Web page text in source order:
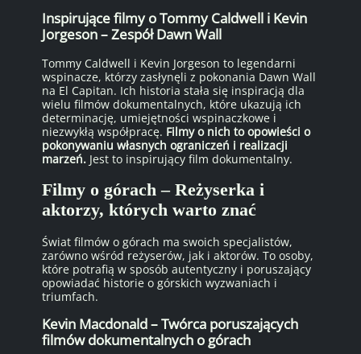
Inspirujące filmy o Tommy Caldwell i Kevin
Jorgeson – Zespół Dawn Wall
Tommy Caldwell i Kevin Jorgeson to legendarni
wspinacze, którzy zasłynęli z pokonania Dawn Wall
na El Capitan. Ich historia stała się inspiracją dla
wielu filmów dokumentalnych, które ukazują ich
determinację, umiejętności wspinaczkowe i
niezwykłą współpracę. Filmy o nich to opowieści o
pokonywaniu własnych ograniczeń i realizacji
marzeń. Jest to inspirujący film dokumentalny.
Filmy o górach – Reżyserka i
aktorzy, których warto znać
Świat filmów o górach ma swoich specjalistów,
zarówno wśród reżyserów, jak i aktorów. To osoby,
które potrafią w sposób autentyczny i poruszający
opowiadać historie o górskich wyzwaniach i
triumfach.
Kevin Macdonald – Twórca poruszających
filmów dokumentalnych o górach